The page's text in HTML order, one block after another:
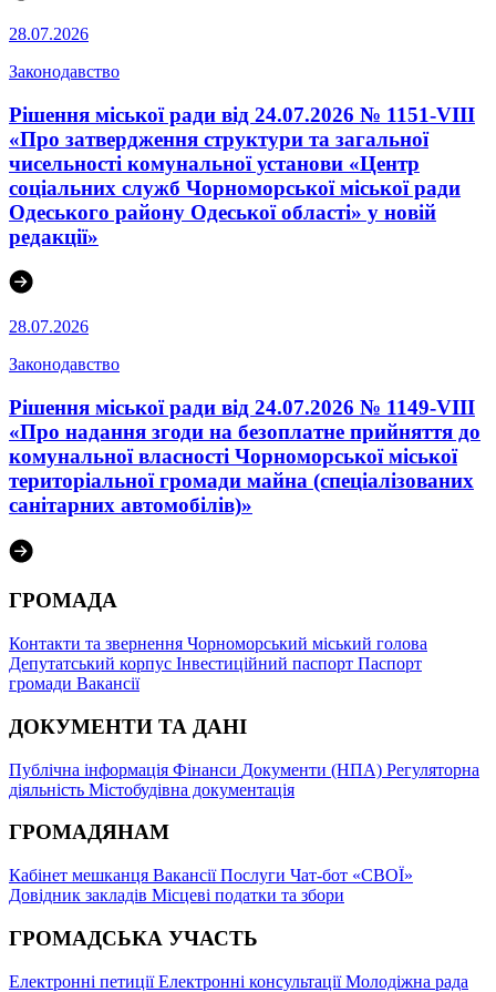
28.07.2026
Законодавство
Рішення міської ради від 24.07.2026 № 1151-VIII
«Про затвердження структури та загальної
чисельності комунальної установи «Центр
соціальних служб Чорноморської міської ради
Одеського району Одеської області» у новій
редакції»
28.07.2026
Законодавство
Рішення міської ради від 24.07.2026 № 1149-VIII
«Про надання згоди на безоплатне прийняття до
комунальної власності Чорноморської міської
територіальної громади майна (спеціалізованих
санітарних автомобілів)»
ГРОМАДА
Контакти та звернення Чорноморський міський голова
Депутатський корпус Інвестиційний паспорт Паспорт
громади Вакансії
ДОКУМЕНТИ ТА ДАНІ
Публічна інформація Фінанси Документи (НПА) Регуляторна
діяльність Містобудівна документація
ГРОМАДЯНАМ
Кабінет мешканця ВакансіїПослуги Чат-бот «СВОЇ»
Довідник закладів Місцеві податки та збори
ГРОМАДСЬКА УЧАСТЬ
Електронні петиціїЕлектронні консультаціїМолодіжна рада